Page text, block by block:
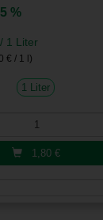
%
/ 1 Liter
€ / 1 l)
1 Liter
1,80 €